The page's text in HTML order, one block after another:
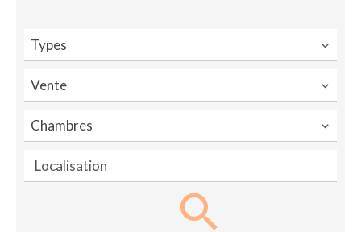
Types
Vente
Chambres
Localisation